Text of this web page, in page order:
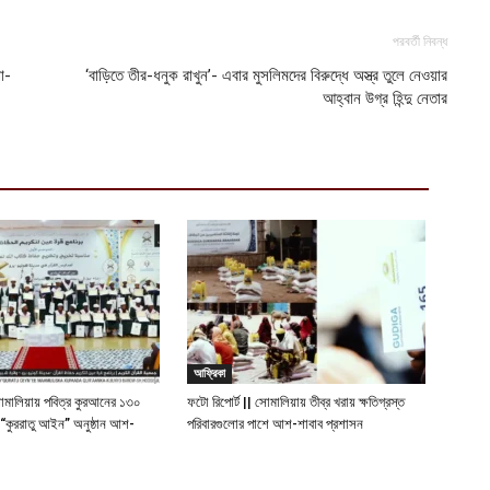
পরবর্তী নিবন্ধ
‘বাড়িতে তীর-ধনুক রাখুন’- এবার মুসলিমদের বিরুদ্ধে অস্ত্র তুলে নেওয়ার
আহ্বান উগ্র হিন্দু নেতার
পবিত্র কুরআনের ১৩০
“কুররাতু আইন” অনুষ্ঠান আশ-
আফ্রিকা
ফটো রিপোর্ট || সোমালিয়ায় তীব্র খরায় ক্ষতিগ্রস্ত
পরিবারগুলোর পাশে আশ-শাবাব প্রশাসন